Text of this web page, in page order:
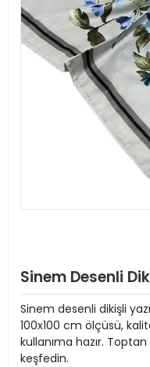
Sinem Desenli
Sinem desenli dikişli
100x100 cm ölçüsü,
kullanıma hazır.
keşfedin.